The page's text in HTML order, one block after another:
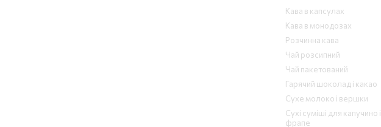
Кава в капсулах
Кава в монодозах
Розчинна кава
Чай розсипний
Чай пакетований
Гарячий шоколад і какао
Сухе молоко і вершки
Сухі суміші для капучино і
фрапе